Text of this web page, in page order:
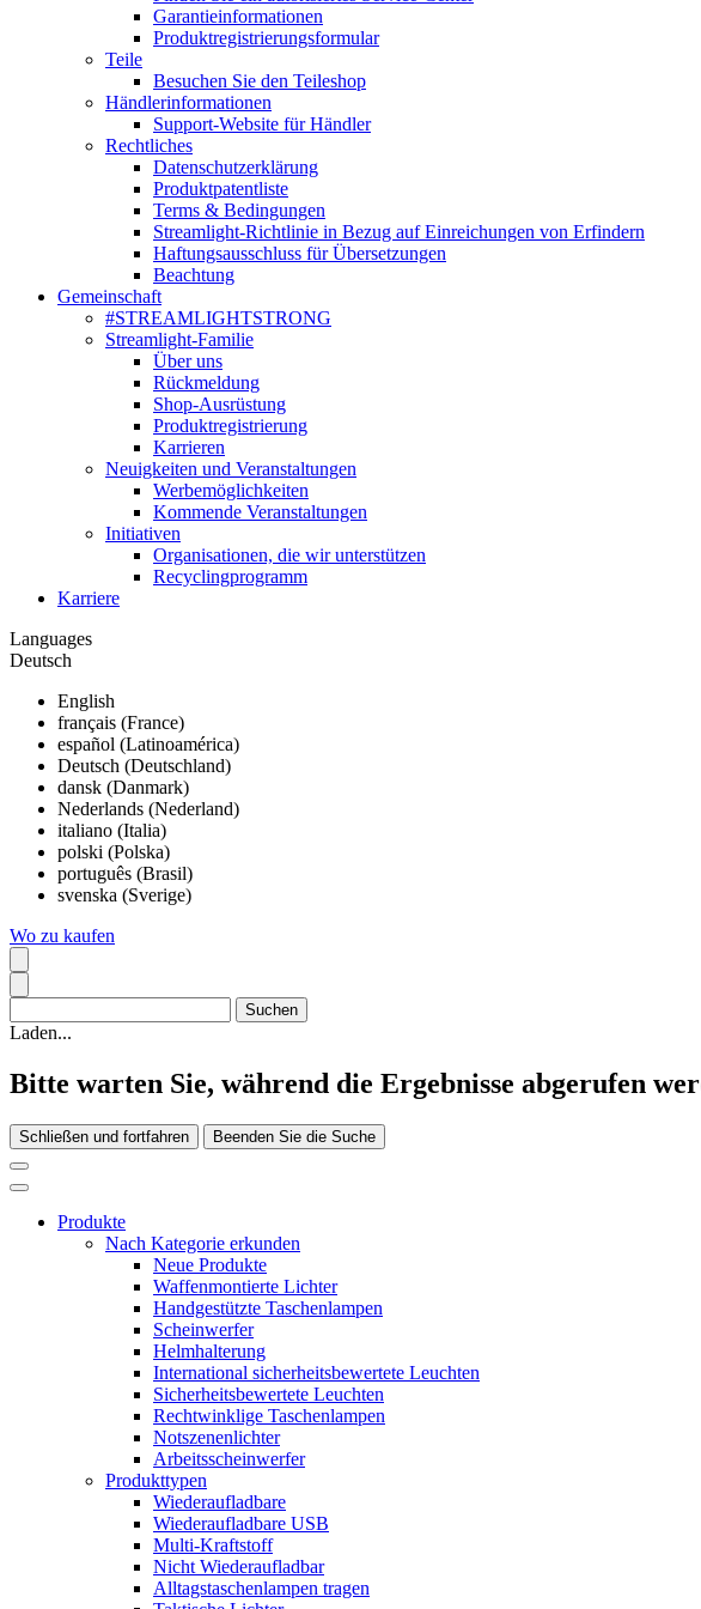
Garantieinformationen
Produktregistrierungsformular
Teile
Besuchen Sie den Teileshop
Händlerinformationen
Support-Website für Händler
Rechtliches
Datenschutzerklärung
Produktpatentliste
Terms & Bedingungen
Streamlight-Richtlinie in Bezug auf Einreichungen von Erfindern
Haftungsausschluss für Übersetzungen
Beachtung
Gemeinschaft
#STREAMLIGHTSTRONG
Streamlight-Familie
Über uns
Rückmeldung
Shop-Ausrüstung
Produktregistrierung
Karrieren
Neuigkeiten und Veranstaltungen
Werbemöglichkeiten
Kommende Veranstaltungen
Initiativen
Organisationen, die wir unterstützen
Recyclingprogramm
Karriere
Languages
Deutsch
English
français (France)
español (Latinoamérica)
Deutsch (Deutschland)
dansk (Danmark)
Nederlands (Nederland)
italiano (Italia)
polski (Polska)
português (Brasil)
svenska (Sverige)
Wo zu kaufen
Laden...
Bitte warten Sie, während die Ergebnisse abgerufen
Schließen und fortfahren Beenden Sie die Suche
Produkte
Nach Kategorie erkunden
Neue Produkte
Waffenmontierte Lichter
Handgestützte Taschenlampen
Scheinwerfer
Helmhalterung
International sicherheitsbewertete Leuchten
Sicherheitsbewertete Leuchten
Rechtwinklige Taschenlampen
Notszenenlichter
Arbeitsscheinwerfer
Produkttypen
Wiederaufladbare
Wiederaufladbare USB
Multi-Kraftstoff
Nicht Wiederaufladbar
Alltagstaschenlampen tragen